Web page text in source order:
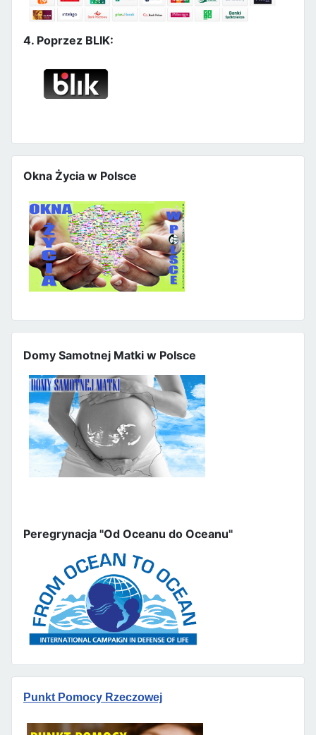
4. Poprzez BLIK:
Okna Życia w Polsce
Domy Samotnej Matki w Polsce
Peregrynacja "Od Oceanu do Oceanu"
Punkt Pomocy Rzeczowej